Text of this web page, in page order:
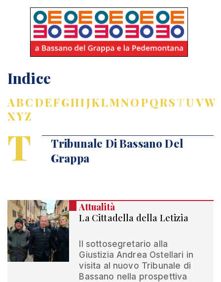
Indice
ABCDEFGHIJKLMNOPQRSTUVW
XYZ
T
Tribunale Di Bassano Del
Grappa
Attualità
La Cittadella della Letizia
Il sottosegretario alla
Giustizia Andrea Ostellari in
visita al nuovo Tribunale di
Bassano nella prospettiva